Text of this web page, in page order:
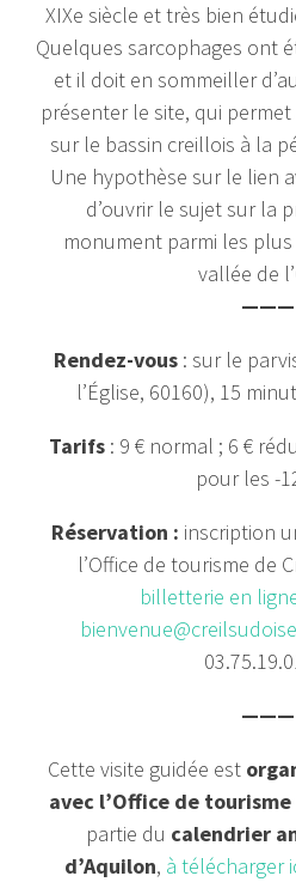
XIXe siècle et très bien
Quelques sarcophages ont
et il doit en sommeiller
présenter le site, qui
sur le bassin creillois à la
Une hypothèse sur le lien
d’ouvrir le sujet sur la
monument parmi les
vallée de
———
Rendez-vous : sur le
l’Église, 60160), 15
Tarifs: 9 € normal ; 6 €
pour les -
Réservation : inscription
l’Office de tourisme de
billetterie en
———
Cette visite guidée est
avec l’Office de
partie du calendrier
d’Aquilon, à télécharger